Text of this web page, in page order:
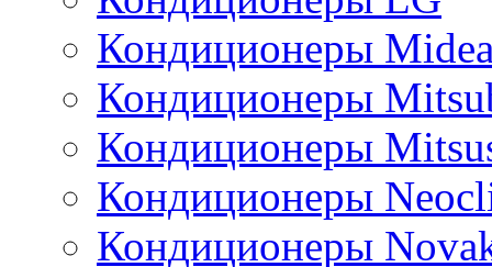
Кондиционеры
Кондиционеры
Кондиционеры
Кондиционеры
Кондиционеры